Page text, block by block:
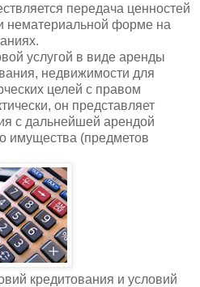
передача ценностей
нематериальной форме на
услугой в виде аренды
недвижимости для
целей с правом
он представляет
с дальнейшей арендой
имущества (предметов
кредитования и условий